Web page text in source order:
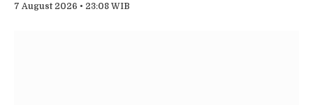
7 August 2026 • 23:08 WIB